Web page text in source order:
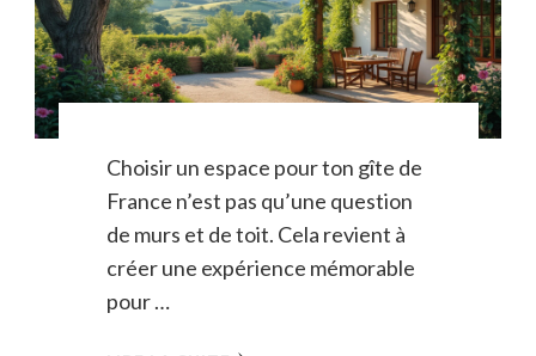
Choisir un espace pour ton gîte de
France n’est pas qu’une question
de murs et de toit. Cela revient à
créer une expérience mémorable
pour …